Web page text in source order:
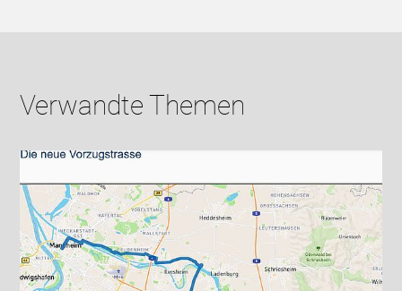
Verwandte Themen